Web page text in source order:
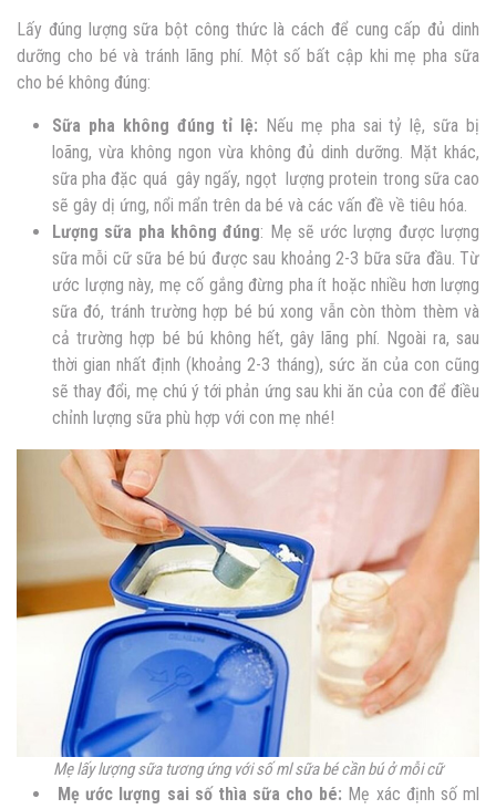
Lấy đúng lượng sữa bột công thức là cách để cung cấp đủ dinh
dưỡng cho bé và tránh lãng phí. Một số bất cập khi mẹ pha sữa
cho bé không đúng:
Sữa pha không đúng tỉ lệ: Nếu mẹ pha sai tỷ lệ, sữa bị
loãng, vừa không ngon vừa không đủ dinh dưỡng. Mặt khác,
sữa pha đặc quá gây ngấy, ngọt lượng protein trong sữa cao
sẽ gây dị ứng, nổi mẩn trên da bé và các vấn đề về tiêu hóa.
Lượng sữa pha không đúng: Mẹ sẽ ước lượng được lượng
sữa mỗi cữ sữa bé bú được sau khoảng 2-3 bữa sữa đầu. Từ
ước lượng này, mẹ cố gắng đừng pha ít hoặc nhiều hơn lượng
sữa đó, tránh trường hợp bé bú xong vẫn còn thòm thèm và
cả trường hợp bé bú không hết, gây lãng phí. Ngoài ra, sau
thời gian nhất định (khoảng 2-3 tháng), sức ăn của con cũng
sẽ thay đổi, mẹ chú ý tới phản ứng sau khi ăn của con để điều
chỉnh lượng sữa phù hợp với con mẹ nhé!
Mẹ lấy lượng sữa tương ứng với số ml sữa bé cần bú ở mỗi cữ
Mẹ ước lượng sai số thìa sữa cho bé: Mẹ xác định số ml